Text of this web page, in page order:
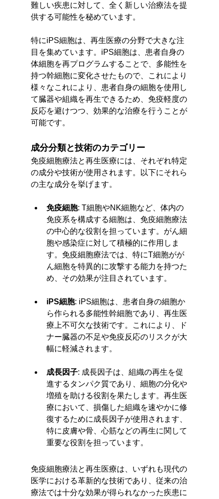
難しい疾患に対して、全く新しい治療法を提
供する可能性を秘めています。
特にiPS細胞は、再生医療の分野で大きな注
目を集めています。iPS細胞は、患者自身の
体細胞を再プログラムすることで、多能性を
持つ幹細胞に変化させたもので、これにより
様々なこれにより、患者自身の細胞を使用し
て臓器や組織を再生できるため、免疫軽度の
反応を避けつつ、効果的な治療を行うことが
可能です。
成分分類と技術のカテゴリー
免疫細胞療法と再生医療には、それぞれ特定
の成分や技術が使用されます。以下にそれら
の主な成分を挙げます。
免疫細胞: T細胞やNK細胞など、体内の
免疫系を構成する細胞は、免疫細胞療法
の中心的な役割を担っています。がん細
胞や感染症に対して積極的に作用しま
す。免疫細胞療法では、特にT細胞がが
ん細胞を特異的に攻撃する能力を持つた
め、その効果が注目されています。
iPS細胞: iPS細胞は、患者自身の細胞か
ら作られる多能性幹細胞であり、再生医
療上不可欠な技術です。これにより、ド
ナー臓器の不足や免疫反応のリスクが大
幅に軽減されます。
成長因子: 成長因子は、組織の再生を促
進するタンパク質であり、細胞の分化や
増殖を助ける役割を果たします。再生医
療において、損傷した組織を速やかに修
復するために成長因子が使用されます、
特に皮膚や骨、心筋などの再生に関して
重要な役割を担っています。
免疫細胞療法と再生医療は、いずれも現代の
医学における革新的な技術であり、従来の治
療法では十分な効果が得られなかった疾患に